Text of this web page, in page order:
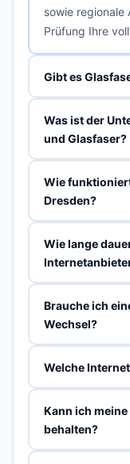
sowie regionale
Prüfung Ihre
Gibt es
Was ist der
und Glasfaser?
Wie
Dresden?
Wie lange
Brauche ich
Wechsel?
Welche
Kann ich
behalten?